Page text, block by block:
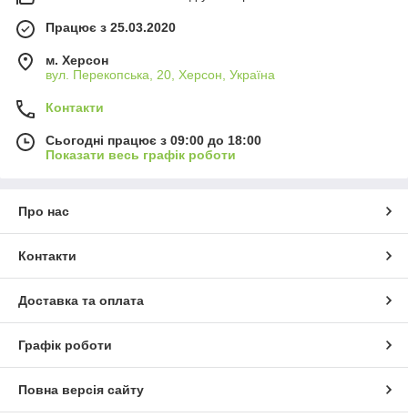
Працює з 25.03.2020
м. Херсон
вул. Перекопська, 20, Херсон, Україна
Контакти
Сьогодні працює з 09:00 до 18:00
Показати весь графік роботи
Про нас
Контакти
Доставка та оплата
Графік роботи
Повна версія сайту